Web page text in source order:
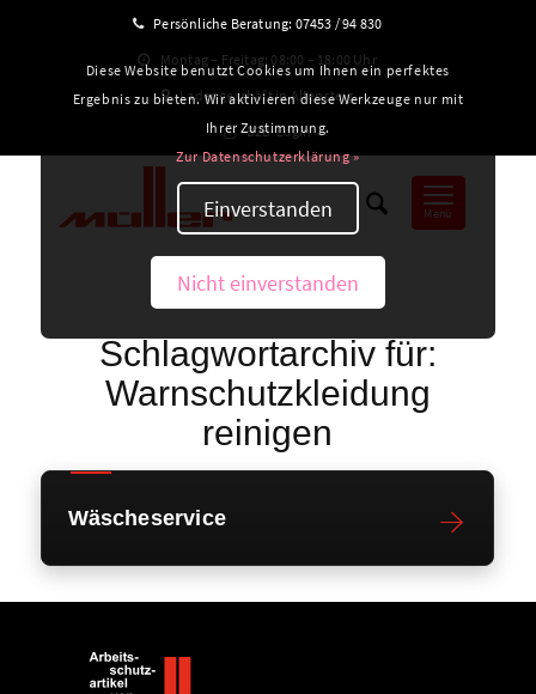
Persönliche Beratung: 07453 / 94 830
Montag – Freitag: 08:00 – 18:00 Uhr
Ladengeschäft in Altensteig
B2B-Login
Menü
Schlagwortarchiv für:
Warnschutzkleidung
reinigen
Wäscheservice
Diese Website benutzt Cookies um Ihnen ein perfektes
Ergebnis zu bieten. Wir aktivieren diese Werkzeuge nur mit
Ihrer Zustimmung.
Zur Datenschutzerklärung »
Einverstanden
Nicht einverstanden